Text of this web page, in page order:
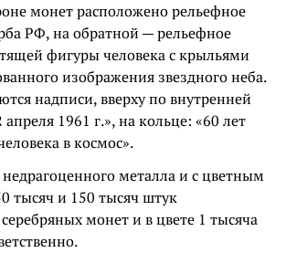
монет расположено рельефное
РФ, на обратной — рельефное
фигуры человека с крыльями
изображения звездного неба.
надписи, вверху по внутренней
1961 г.», на кольце: «60 лет
в космос».
металла и с цветным
тысяч и 150 тысяч штук
монет и в цвете 1 тысяча